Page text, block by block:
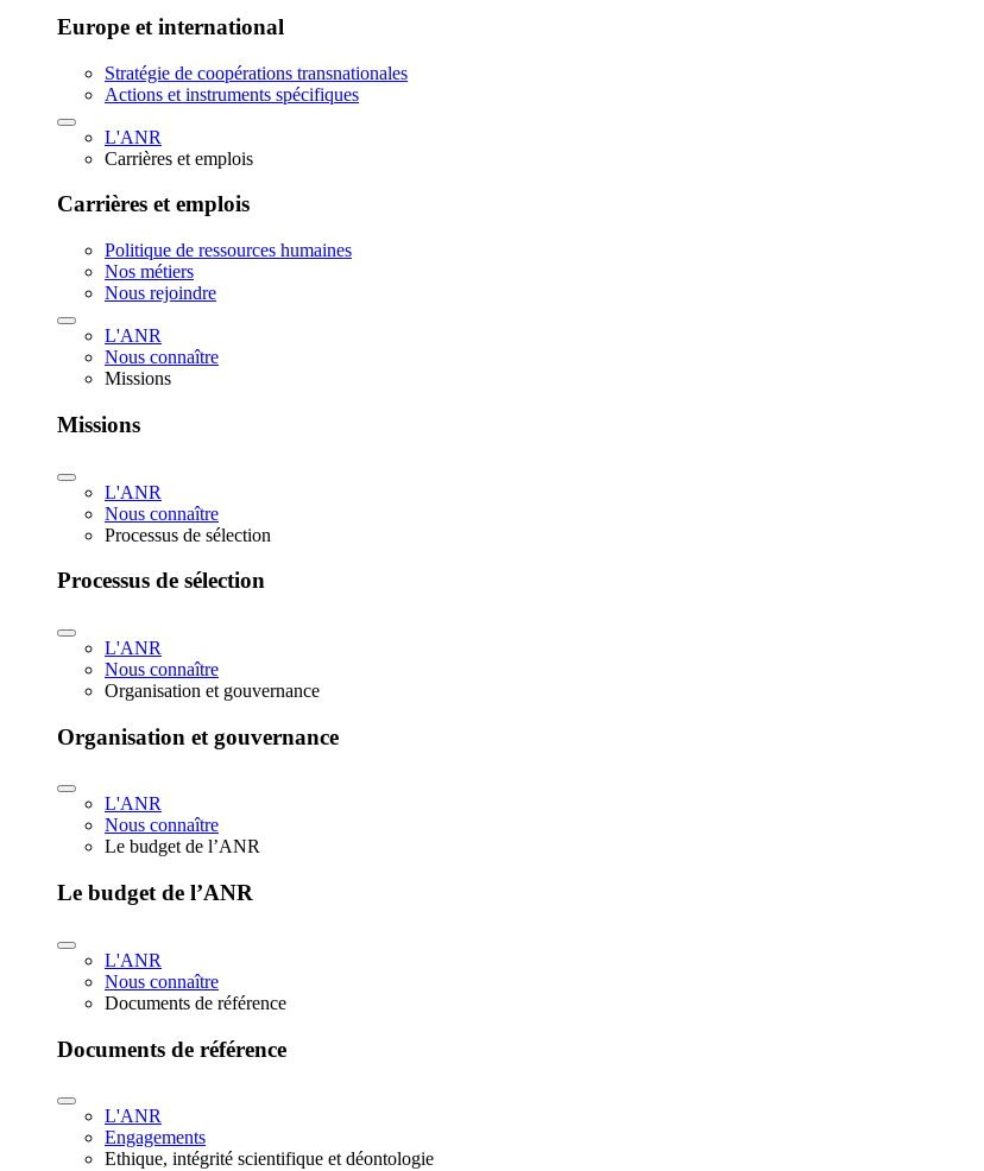
Europe et international
Stratégie de coopérations transnationales
Actions et instruments spécifiques
L'ANR
Carrières et emplois
Carrières et emplois
Politique de ressources humaines
Nos métiers
Nous rejoindre
L'ANR
Nous connaître
Missions
Missions
L'ANR
Nous connaître
Processus de sélection
Processus de sélection
L'ANR
Nous connaître
Organisation et gouvernance
Organisation et gouvernance
L'ANR
Nous connaître
Le budget de l’ANR
Le budget de l’ANR
L'ANR
Nous connaître
Documents de référence
Documents de référence
L'ANR
Engagements
Ethique, intégrité scientifique et déontologie